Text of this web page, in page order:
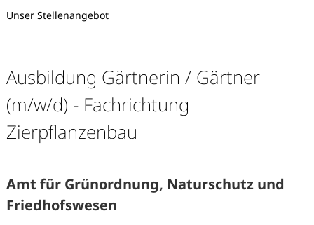
Unser Stellenangebot
Ausbildung Gärtnerin / Gärtner
(m/w/d) - Fachrichtung
Zierpflanzenbau
Amt für Grünordnung, Naturschutz und
Friedhofswesen
Karte anzeigen